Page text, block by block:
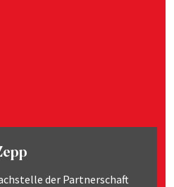
der Partnerschaft